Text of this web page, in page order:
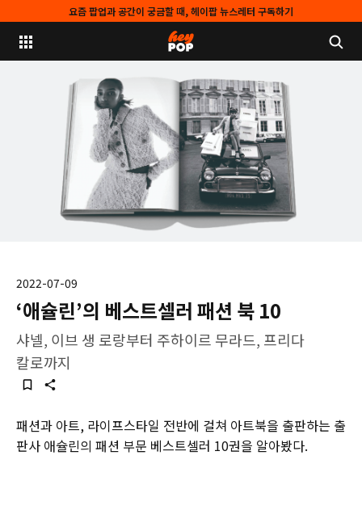
요즘 팝업과 공간이 궁금할 때, 헤이팝 뉴스레터 구독하기
2022-07-09
‘애슐린’의 베스트셀러 패션 북 10
샤넬, 이브 생 로랑부터 주하이르 무라드, 프리다
칼로까지
패션과 아트, 라이프스타일 전반에 걸쳐 아트북을 출판하는 출
판사 애슐린의 패션 부문 베스트셀러 10권을 알아봤다.